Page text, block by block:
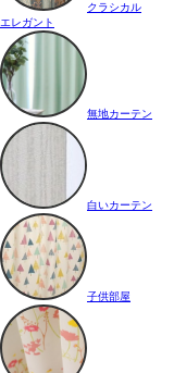
クラシカル
エレガント
無地カーテン
白いカーテン
子供部屋